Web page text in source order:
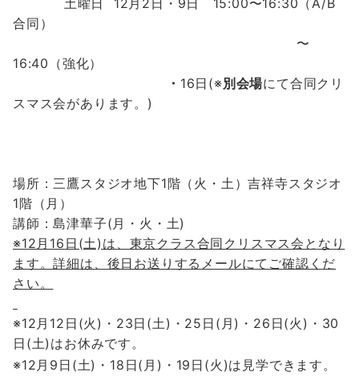
土曜日 12月2 日・9 日
15:00〜16:30（A/B
合同）
〜
16:40（強化）
・ 16日 (※別会場にて合同クリ
スマス会があります。)
場所：三鷹スタジオ地下1階（火・土）吉祥寺スタジオ
1階（月）
講師：島津華子(月・火・土)
※12月16 日(土)は、東京クラス合同クリスマス会となり
ます。詳細は、後日お送りするメールにてご確認くだ
さい。
※12月12日(火)・23日(土)・25日(月)・26日(火)・30
日(土)はお休みです。
※12月9日(土)・18日(月)・19日(火)は見学できます。